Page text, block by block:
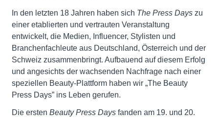
In den letzten 18 Jahren haben sich The Press Days zu
einer etablierten und vertrauten Veranstaltung
entwickelt, die Medien, Influencer, Stylisten und
Branchenfachleute aus Deutschland, Österreich und der
Schweiz zusammenbringt. Aufbauend auf diesem Erfolg
und angesichts der wachsenden Nachfrage nach einer
speziellen Beauty-Plattform haben wir „The Beauty
Press Days” ins Leben gerufen.
Die ersten Beauty Press Days fanden am 19. und 20.